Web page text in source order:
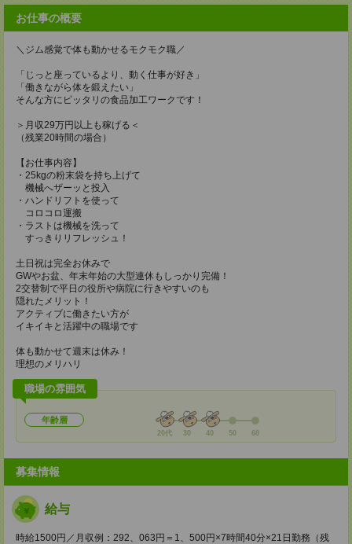
お仕事の概要
＼ジム感覚で体も動かせるモクモク職／
「じっと座っているより、動く仕事が好き」
「働きながら体を鍛えたい」
そんな方にピッタリの食品加工ワークです！
＞月収29万円以上も稼げる＜
（残業20時間の場合）
【お仕事内容】
・25kgの粉末袋を持ち上げて
機械へザーッと投入
・ハンドリフトを使って
コロコロ運搬
・ラストは機械を洗って
すっきりリフレッシュ！
土日祝は完全お休みで
GWやお盆、年末年始の大型連休もしっかり完備！
2交替制で平日の役所や病院に行きやすいのも
隠れたメリット！
アクティブに働きたい方が
イキイキと活躍中の職場です
体も動かせて週末は休み！
理想のメリハリ
職場の雰囲気
年齢層
20代 30 40 50 60
募集情報
給与
時給1500円／月収例：292、063円＝1、500円×7時間40分×21日勤務（残